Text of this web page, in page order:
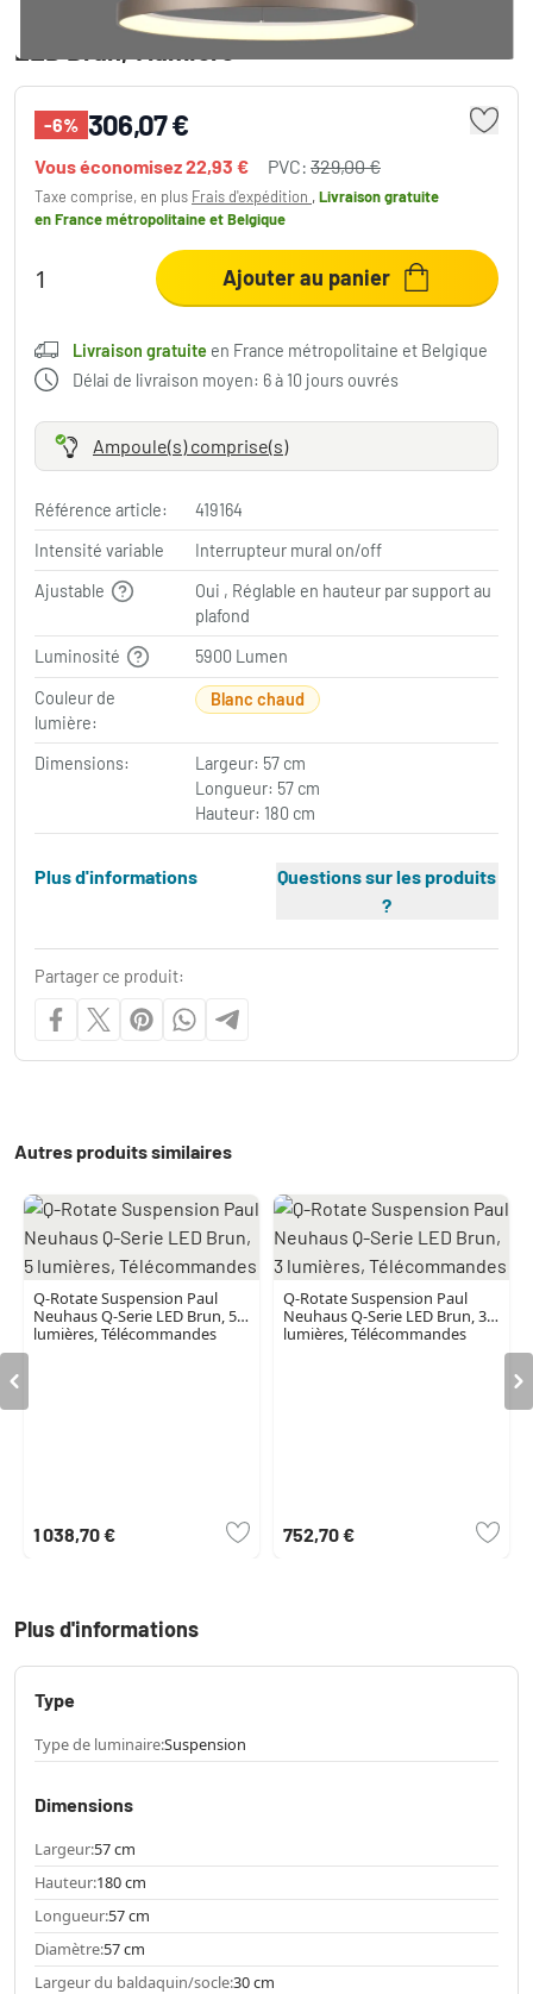
Hoop Suspension Luminaires Paul Neuhaus
LED Brun, 1 lumière
-6% 306,07 €
Vous économisez22,93 € PVC: 329,00 €
Taxe comprise, en plus Frais d'expédition ,Livraison gratuite
en France métropolitaine et Belgique
Ajouter au panier
Livraison gratuite en France métropolitaine et Belgique
Délai de livraison moyen: 6 à 10 jours ouvrés
Ampoule(s) comprise(s)
Référence article:
419164
Intensité variable
Interrupteur mural on/off
Ajustable
Oui , Réglable en hauteur par support au
plafond
Luminosité
5900 Lumen
Couleur de
lumière:
Blanc chaud
Dimensions:
Largeur: 57 cm
Longueur: 57 cm
Hauteur: 180 cm
Plus d'informations
Questions sur les produits
?
Partager ce produit:
Autres produits similaires
Q-Rotate Suspension Paul
Neuhaus Q-Serie LED Brun, 5
lumières, Télécommandes
1 038,70 €
Q-Rotate Suspension Paul
Neuhaus Q-Serie LED Brun, 3
lumières, Télécommandes
752,70 €
Plus d'informations
Type
Type de luminaire:Suspension
Dimensions
Largeur:57 cm
Hauteur:180 cm
Longueur:57 cm
Diamètre:57 cm
Largeur du baldaquin/socle:30 cm